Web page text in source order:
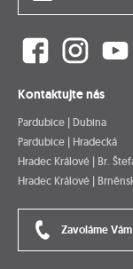
Kontaktujte nás
Pardubice | Dubina
Pardubice | Hradecká
Hradec Králové | Br.
Hradec Králové |
Zavoláme Vám